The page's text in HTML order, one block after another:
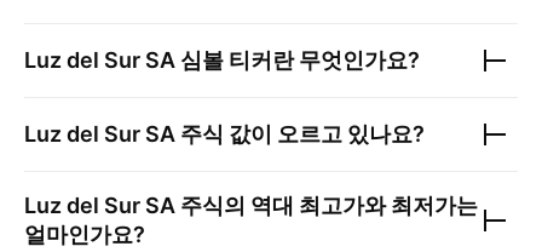
Luz del Sur SA 심볼 티커란 무엇인가요?
Luz del Sur SA 주식 값이 오르고 있나요?
Luz del Sur SA 주식의 역대 최고가와 최저가는
얼마인가요?